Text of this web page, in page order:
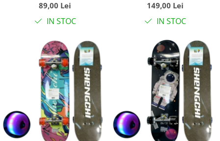
lumini, 80 cm - Pink
Panther
89,00 Lei
IN STOC
luminoase, 80 cm -
Astronaut
149,00 Lei
IN STOC